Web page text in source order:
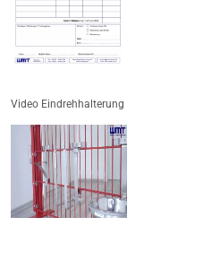
Video Eindrehhalterung